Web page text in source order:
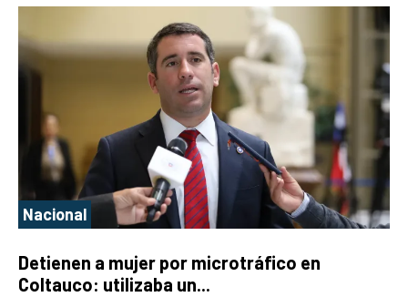
Nacional
Detienen a mujer por microtráfico en
Coltauco: utilizaba un...